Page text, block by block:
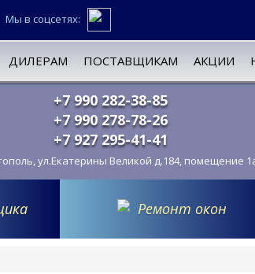
Мы в соцсетях:
ДИЛЕРАМ ПОСТАВЩИКАМ АКЦИИ
+7 990 282-38-85
+7 990 278-78-26
+7 927 295-41-41
ул.Екатерины Великой д.184, помещение
Ремонт окон